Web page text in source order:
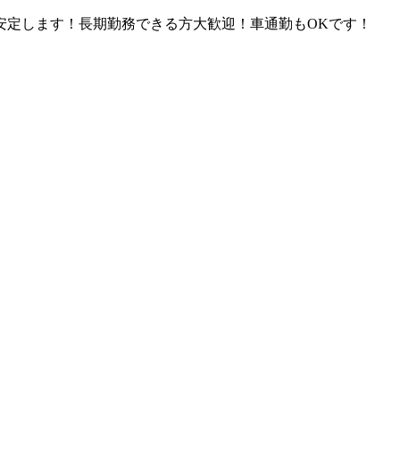
します！長期勤務できる方大歓迎！車通勤もOKです！